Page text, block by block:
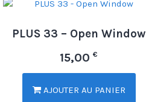
PLUS 33 – Open Window
15,00€
AJOUTER AU PANIER